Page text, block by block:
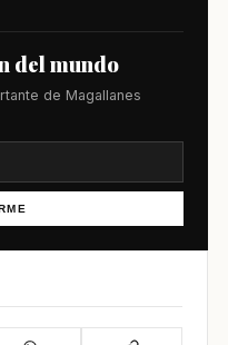
del mundo
de Magallanes